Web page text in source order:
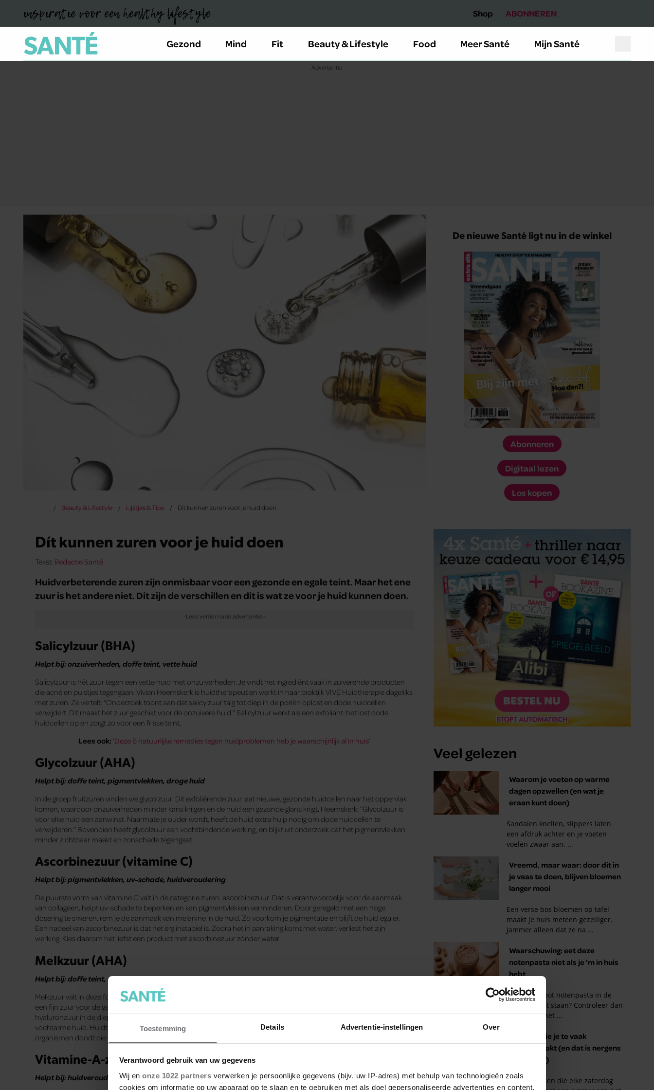
Toestemming Details Advertentie-instellingen Over
Verantwoord gebruik van uw gegevens
Wij en onze 1022 partners verwerken je persoonlijke gegevens (bijv. uw IP-adres) met behulp van technologieën zoals
cookies om informatie op uw apparaat op te slaan en te gebruiken met als doel gepersonaliseerde advertenties en content,
inspiratie voor een healthy lifestyle Shop ABONNEREN
Gezond Mind Fit Beauty & Lifestyle Food Meer Santé Mijn Santé
Beauty & Lifestyle Lijstjes & Tips Dít kunnen zuren voor je huid doen
Dít kunnen zuren voor je huid doen
Tekst: Redactie Santé
Huid­verbeterende zuren zijn onmisbaar voor een gezonde en egale teint. Maar het ene
zuur is het andere niet. Dit zijn de verschillen en dit is wat ze voor je huid kunnen doen.
Salicylzuur (BHA)
Helpt bij: onzuiverheden, doffe teint, vette huid
Salicylzuur is hét zuur tegen een vette huid met onzuiverheden. Je vindt het ingrediënt vaak in zuiverende producten
die acné en puistjes tegengaan. Vivian Heemskerk is huidtherapeut en werkt in haar praktijk VIVE Huidtherapie dagelijks
met zuren. Ze vertelt: “Onderzoek toont aan dat salicylzuur talg tot diep in de poriën oplost en dode huidcellen
verwijdert. Dit maakt het zuur geschikt voor de onzuivere huid.” Salicylzuur werkt als een exfoliant: het lost dode
huidcellen op en zorgt zo voor een frisse teint.
Lees ook: ‘Deze 6 natuurlijke remedies tegen huidproblemen heb je waarschijnlijk al in huis‘
Glycolzuur (AHA)
Helpt bij: doffe teint, pigmentvlekken, droge huid
In de groep fruitzuren vinden we glycolzuur. Dit exfoliërende zuur laat nieuwe, gezonde huidcellen naar het oppervlak
komen, waardoor onzuiverheden minder kans krijgen en de huid een gezonde glans krijgt. Heemskerk: “Glycolzuur is
voor elke huid een aanwinst. Naarmate je ouder wordt, heeft de huid extra hulp nodig om dode huidcellen te
verwijderen.” Bovendien heeft glycolzuur een vochtbindende werking, en blijkt uit onderzoek dat het pigmentvlekken
minder zichtbaar maakt en zonschade tegengaat.
Ascorbinezuur (vitamine C)
Helpt bij: pigmentvlekken, uv-schade, huidveroudering
De puurste vorm van vitamine C valt in de categorie zuren: ascorbinezuur. Dat is verantwoordelijk voor de aanmaak
van collageen, helpt uv-schade te beperken en kan pigmentvlekken verminderen. Door geregeld met een hoge
dosering te smeren, rem je de aanmaak van melanine in de huid. Zo voorkom je pigmentatie en blijft de huid egaler.
Een nadeel van ascorbinezuur is dat het erg instabiel is. Zodra het in aanraking komt met water, verliest het zijn
werking. Kies daarom het liefst een product met ascorbinezuur zónder water.
Melkzuur (AHA)
Helpt bij: doffe teint, onzuiverheden, gevoelige huid, droge huid
Melkzuur valt in dezelfde groep exfoliërende zuren als glycolzuur, maar het is wat milder voor de huid. Dit maakt het
een fijn zuur voor de gevoelige huid. De opvallendste eigenschap van melkzuur: het stimuleert de aanmaak van
hyaluronzuur in de diepere huidlagen. En omdat hyaluronzuur vochtbindend werkt, doet melkzuur wonderen bij een
vochtarme huid. Huidtherapeuten zetten melkzuur vaak in bij huidproblemen als eczeem en rosacea, omdat het zuur
organismen doodt die deze huidklachten kunnen veroorzaken.
Vitamine-A-zuur (tretinoïne)
Helpt bij: huidveroudering, onzuiverheden, pigmentvlekken
De nieuwe Santé ligt nu in de winkel
Abonneren
Digitaal lezen
Los kopen